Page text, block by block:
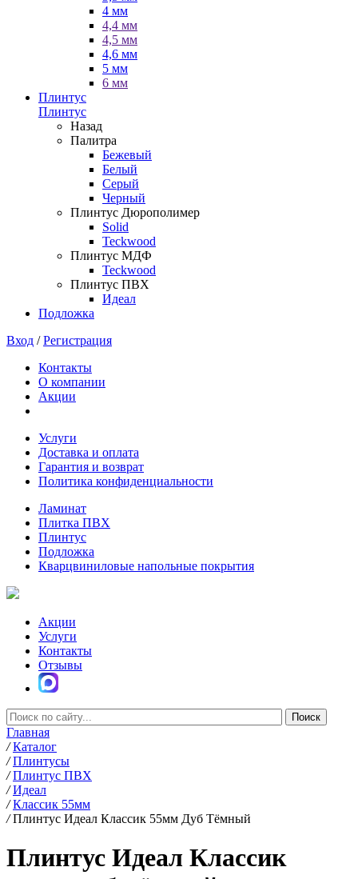
4 мм
4,4 мм
4,5 мм
4,6 мм
5 мм
6 мм
Плинтус
Плинтус
Назад
Палитра
Бежевый
Белый
Серый
Черный
Плинтус Дюрополимер
Solid
Teckwood
Плинтус МДФ
Teckwood
Плинтус ПВХ
Идеал
Подложка
Вход /Регистрация
Контакты
О компании
Акции
Услуги
Доставка и оплата
Гарантия и возврат
Политика конфиденциальности
Ламинат
Плитка ПВХ
Плинтус
Подложка
Кварцвиниловые напольные покрытия
Акции
Услуги
Контакты
Отзывы
Главная
/ Каталог
/ Плинтусы
/ Плинтус ПВХ
/ Идеал
/ Классик 55мм
/ Плинтус Идеал Классик 55мм Дуб Тёмный
Плинтус Идеал Классик